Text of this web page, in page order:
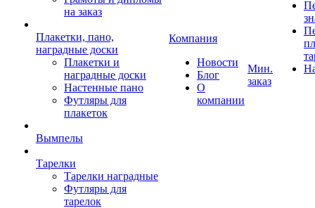
на заказ
Плакетки, пано,
наградные доски
Плакетки и
наградные доски
Настенные пано
Футляры для
плакеток
Вымпелы
Тарелки
Тарелки наградные
Футляры для
тарелок
Компания
Новости
Блог
О
компании
Мин.
заказ